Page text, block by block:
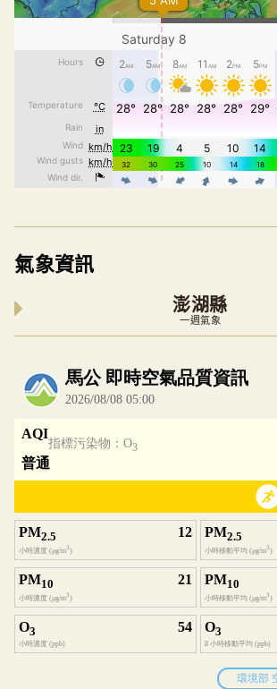
氣象資訊
澎湖縣
一週氣象
內嵌空氣品質小工具為視覺預